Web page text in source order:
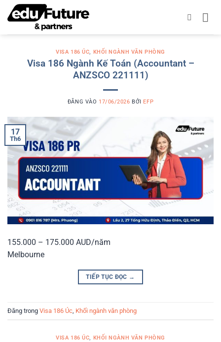
qua
VISA 186 ÚC, KHỐI NGÀNH VĂN PHÒNG
Visa 186 Ngành Kế Toán (Accountant –
ANZSCO 221111)
ĐĂNG VÀO 17/06/2026 BỞI EFP
17
Th6
155.000 – 175.000 AUD/năm
Melbourne
TIẾP TỤC ĐỌC →
Đăng trong Visa 186 Úc Khối ngành văn phòng
VISA 186 ÚC, KHỐI NGÀNH VĂN PHÒNG